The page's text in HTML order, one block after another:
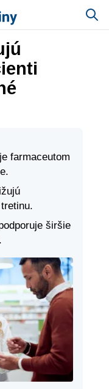
farmaceutom
širšie